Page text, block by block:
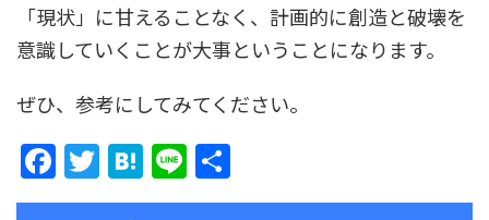
「現状」に甘えることなく、計画的に創造と破壊を
意識していくことが大事ということになります。
ぜひ、参考にしてみてください。
F
a
T
w
H
at
Li
n 有